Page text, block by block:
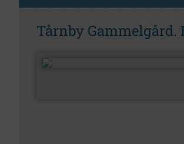
Tårnby Gammelgård.